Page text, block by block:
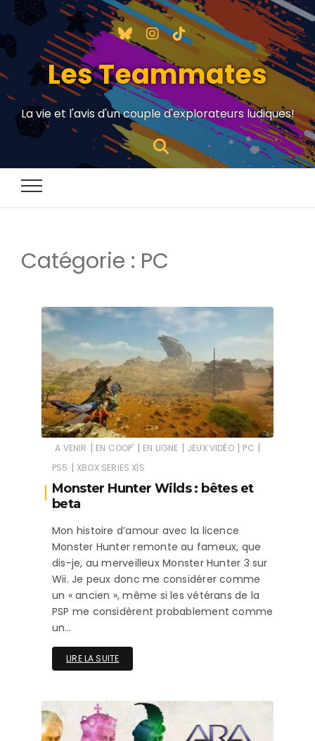
Les Teammates
La vie et l'avis d'un couple d'explorateurs ludiques!
Catégorie : PC
A VENIR | EN COOP' | EN LIGNE | JEUX VIDÉO | PC |
PS5 | XBOX SERIES X|S
Monster Hunter Wilds : bêtes et
beta
Mon histoire d’amour avec la licence
Monster Hunter remonte au fameux, que
dis-je, au merveilleux Monster Hunter 3 sur
Wii. Je peux donc me considérer comme
un « ancien », même si les vétérans de la
PSP me considèrent probablement comme
un…
LIRE LA SUITE